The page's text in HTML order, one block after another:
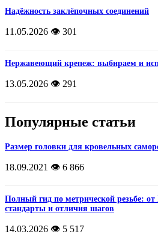
Надёжность заклёпочных соединений
11.05.2026 👁️ 301
Нержавеющий крепеж: выбираем и
13.05.2026 👁️ 291
Популярные статьи
Размер головки для кровельных
18.09.2021 👁️ 6 866
Полный гид по метрической резьбе:
стандарты и отличия шагов
14.03.2026 👁️ 5 517